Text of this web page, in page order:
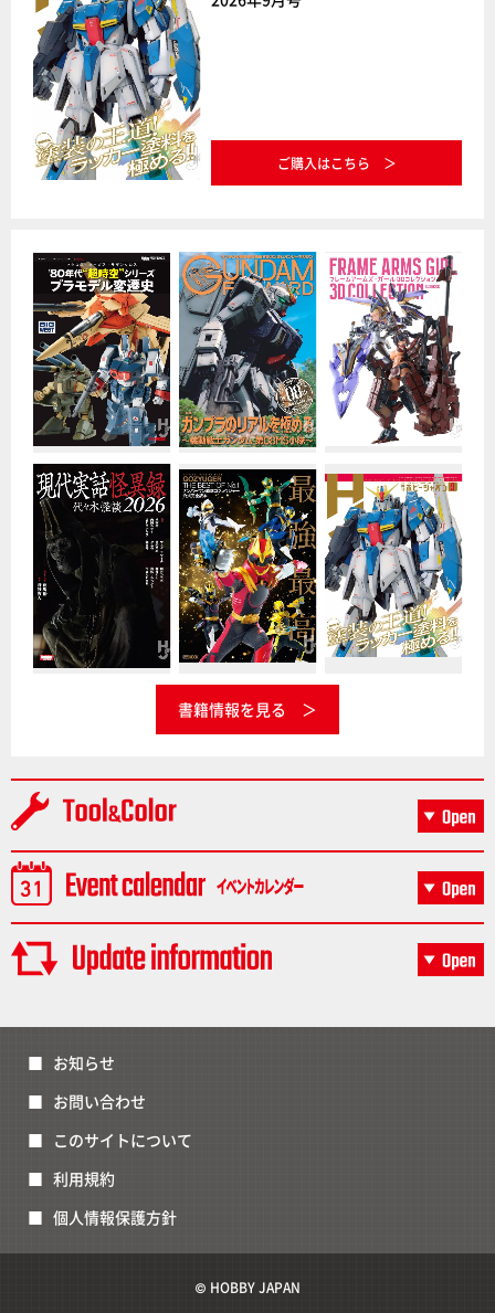
ご購入はこちら
書籍情報を見る
お知らせ
お問い合わせ
このサイトについて
利用規約
個人情報保護方針
© HOBBY JAPAN